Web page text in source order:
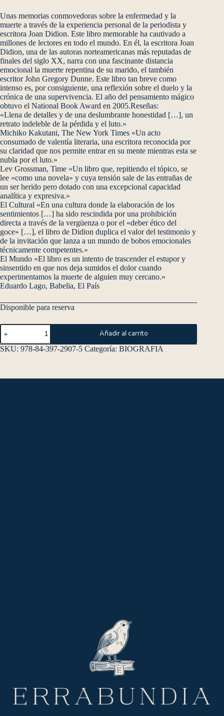
Unas memorias conmovedoras sobre la enfermedad y la
muerte a través de la experiencia personal de la periodista y
escritora Joan Didion. Este libro memorable ha cautivado a
millones de lectores en todo el mundo. En él, la escritora Joan
Didion, una de las autoras norteamericanas más reputadas de
finales del siglo XX, narra con una fascinante distancia
emocional la muerte repentina de su marido, el también
escritor John Gregory Dunne. Este libro tan breve como
intenso es, por consiguiente, una reflexión sobre el duelo y la
crónica de una supervivencia. El año del pensamiento mágico
obtuvo el National Book Award en 2005.Reseñas:
«Llena de detalles y de una deslumbrante honestidad […], un
retrato indeleble de la pérdida y el luto.»
Michiko Kakutani, The New York Times «Un acto
consumado de valentía literaria, una escritora reconocida por
su claridad que nos permite entrar en su mente mientras esta se
nubla por el luto.»
Lev Grossman, Time «Un libro que, repitiendo el tópico, se
lee «como una novela» y cuya tensión sale de las entrañas de
un ser herido pero dotado con una excepcional capacidad
analítica y expresiva.»
El Cultural «En una cultura donde la elaboración de los
sentimientos […] ha sido rescindida por una prohibición
directa a través de la vergüenza o por el «deber ético del
goce» […], el libro de Didion duplica el valor del testimonio y
de la invitación que lanza a un mundo de bobos emocionales
técnicamente competentes.»
El Mundo «El libro es un intento de trascender el estupor y
sinsentido en que nos deja sumidos el dolor cuando
experimentamos la muerte de alguien muy cercano.»
Eduardo Lago, Babelia, El País
Disponible para reserva
Añadir al carrito
SKU: 978-84-397-2907-5 Categoría: BIOGRAFIA